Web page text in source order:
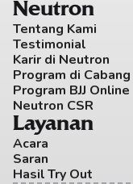
Neutron
Tentang Kami
Testimonial
Karir di Neutron
Program di Cabang
Program BJJ Online
Neutron CSR
Layanan
Acara
Saran
Hasil Try Out